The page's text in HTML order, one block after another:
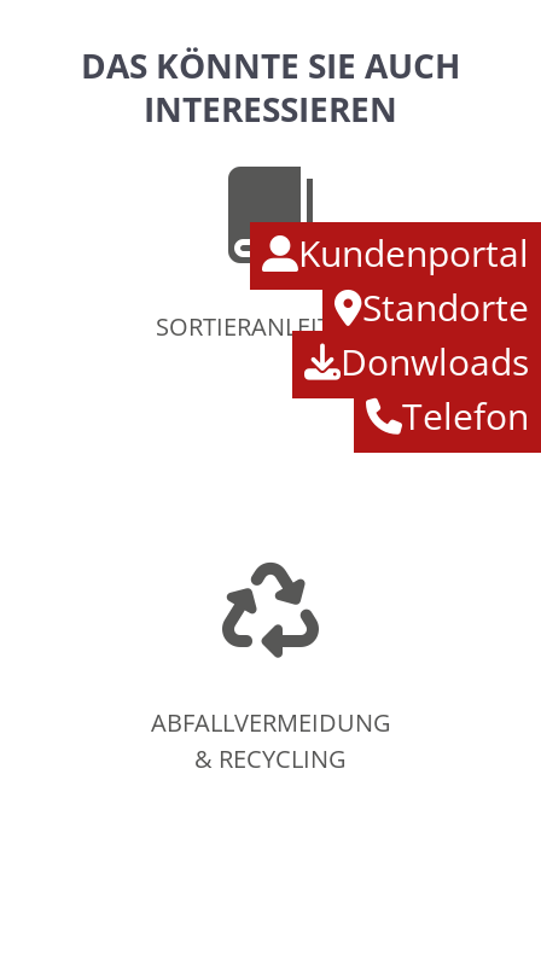
Kundenportal
Standorte
Donwloads
Telefon
DAS KÖNNTE SIE AUCH
INTERESSIEREN
SORTIERANLEITUNG
ABFALLVERMEIDUNG
& RECYCLING